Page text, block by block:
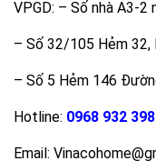
VPGD: – Số nhà A3-2
– Số 32/105 Hẻm 32,
– Số 5 Hẻm 146
Hotline: 0968 932
Email: